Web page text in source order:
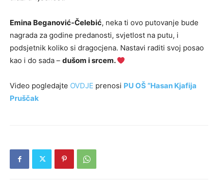
Emina Beganović-Čelebić, neka ti ovo putovanje bude
nagrada za godine predanosti, svjetlost na putu, i
podsjetnik koliko si dragocjena. Nastavi raditi svoj posao
kao i do sada – dušom i srcem.
Video pogledajte OVDJE prenosi PU OŠ “Hasan Kjafija
Pruščak